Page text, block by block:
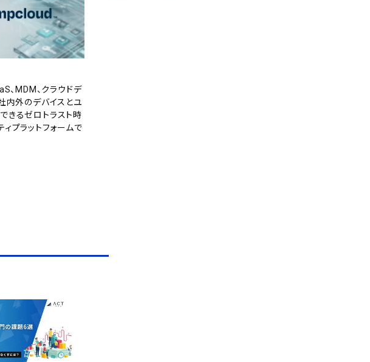
、MDM、クラウドデ
内外のデバイスとユ
きるゼロトラスト時
プラットフォームで